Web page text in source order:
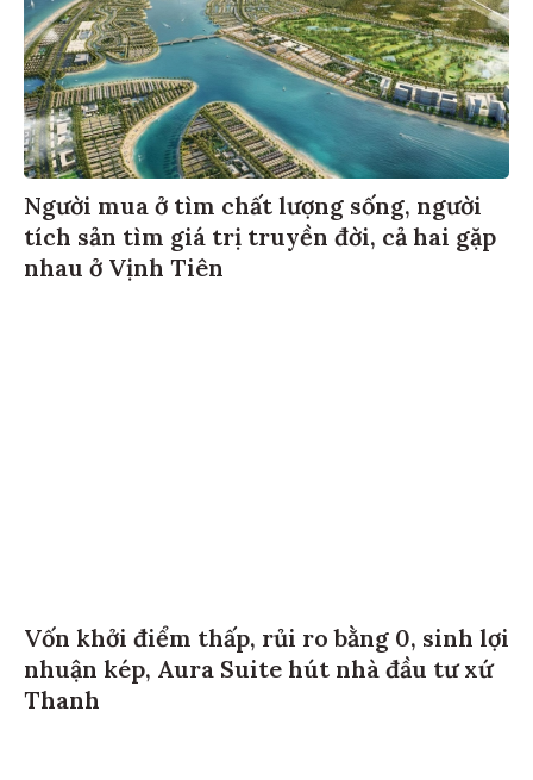
Người mua ở tìm chất lượng sống, người
tích sản tìm giá trị truyền đời, cả hai gặp
nhau ở Vịnh Tiên
Vốn khởi điểm thấp, rủi ro bằng 0, sinh lợi
nhuận kép, Aura Suite hút nhà đầu tư xứ
Thanh